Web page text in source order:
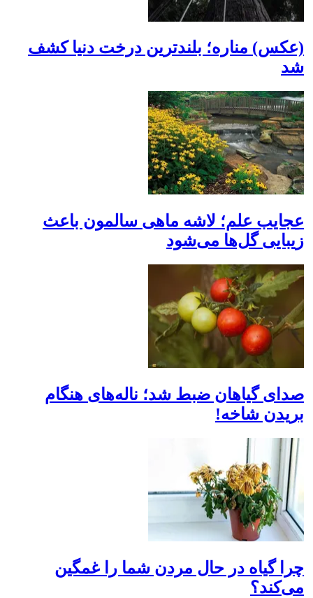
(عکس) مناره؛ بلندترین درخت دنیا کشف
شد
عجایب علم؛ لاشه ماهی سالمون باعث
زیبایی گل‌ها می‌شود
صدای گیاهان ضبط شد؛ ناله‌های هنگام
بریدن شاخه!
چرا گیاه در حال مردن شما را غمگین
می‌کند؟